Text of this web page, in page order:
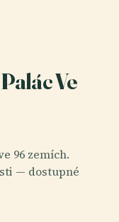
Ve
96 zemích.
— dostupné